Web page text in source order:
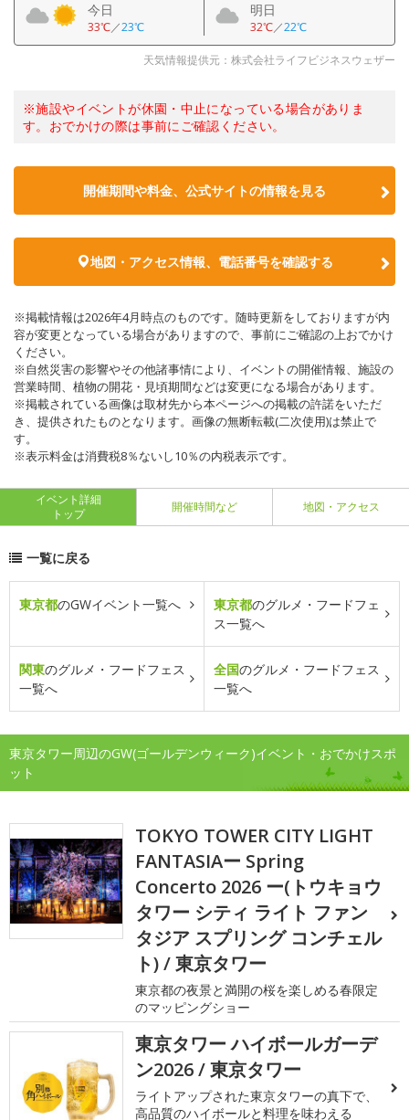
今日
33℃／23℃
明日
32℃／22℃
天気情報提供元：株式会社ライフビジネスウェザー
※施設やイベントが休園・中止になっている場合がありま
す。おでかけの際は事前にご確認ください。
開催期間や料金、公式サイトの情報を見る
地図・アクセス情報、電話番号を確認する
※掲載情報は2026年4月時点のものです。随時更新をしておりますが内
容が変更となっている場合がありますので、事前にご確認の上おでかけ
ください。
※自然災害の影響やその他諸事情により、イベントの開催情報、施設の
営業時間、植物の開花・見頃期間などは変更になる場合があります。
※掲載されている画像は取材先から本ページへの掲載の許諾をいただ
き、提供されたものとなります。画像の無断転載(二次使用)は禁止で
す。
※表示料金は消費税8％ないし10％の内税表示です。
イベント詳細
トップ
開催時間など 地図・アクセス
一覧に戻る
東京都のGWイベント一覧へ 東京都のグルメ・フードフェ
ス一覧へ
関東のグルメ・フードフェス
一覧へ
全国のグルメ・フードフェス
一覧へ
東京タワー周辺のGW(ゴールデンウィーク)イベント・おでかけスポ
ット
TOKYO TOWER CITY LIGHT
FANTASIAー Spring
Concerto 2026 ー(トウキョウ
タワー シティ ライト ファン
タジア スプリング コンチェル
ト) / 東京タワー
東京都の夜景と満開の桜を楽しめる春限定
のマッピングショー
東京タワー ハイボールガーデ
ン2026 / 東京タワー
ライトアップされた東京タワーの真下で、
高品質のハイボールと料理を味わえる